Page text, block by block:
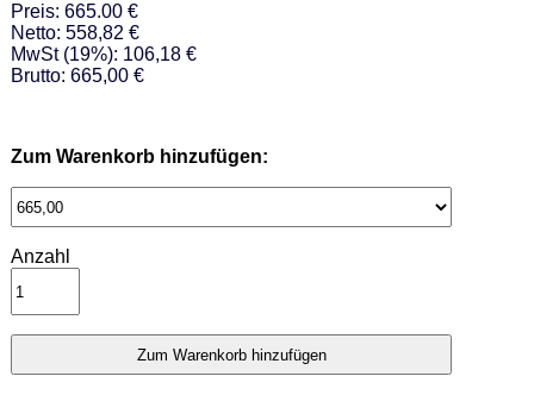
Preis: 665.00 €
Netto: 558,82 €
MwSt (19%): 106,18 €
Brutto: 665,00 €
Zum Warenkorb hinzufügen:
Anzahl